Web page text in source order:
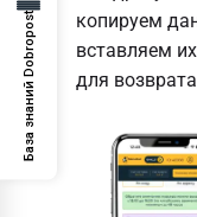
База знаний Dobropost
копируем
вставляем
для возврата